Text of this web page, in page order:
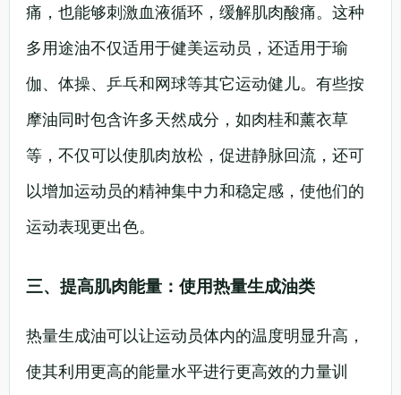
痛，也能够刺激血液循环，缓解肌肉酸痛。这种
多用途油不仅适用于健美运动员，还适用于瑜
伽、体操、乒乓和网球等其它运动健儿。有些按
摩油同时包含许多天然成分，如肉桂和薰衣草
等，不仅可以使肌肉放松，促进静脉回流，还可
以增加运动员的精神集中力和稳定感，使他们的
运动表现更出色。
三、提高肌肉能量：使用热量生成油类
热量生成油可以让运动员体内的温度明显升高，
使其利用更高的能量水平进行更高效的力量训